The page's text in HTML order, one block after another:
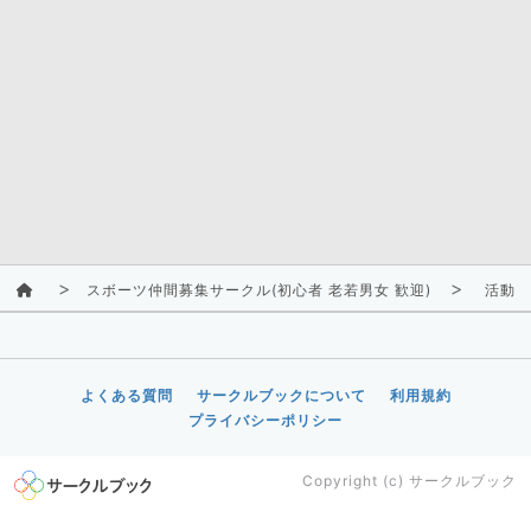
スボーツ仲間募集サークル(初心者 老若男女 歓迎) 活動
よくある質問 サークルブックについて
利用規約
プライバシーポリシー
Copyright (c) サークルブック